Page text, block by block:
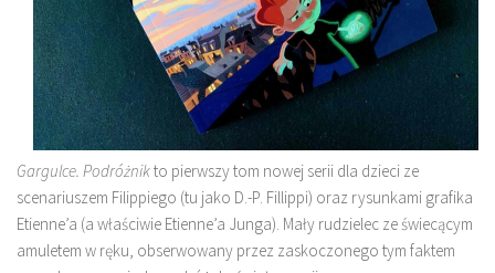
Gargulce. Podróżnikto pierwszy tom nowej serii dla dzieci ze
scenariuszem Filippiego (tu jako D.-P. Fillippi) oraz rysunkami grafika
Etienne’a (a właściwie Etienne’a Junga). Mały rudzielec ze świecącym
amuletem w ręku, obserwowany przez zaskoczonego tym faktem